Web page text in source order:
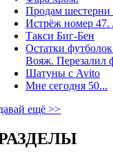
Продам шестерни
Истрёж номер 47.
Такси Биг-Бен
Остатки
Вояж. Перезалил
Шатуны с Avito
Мне сегодня 50...
ещё >>